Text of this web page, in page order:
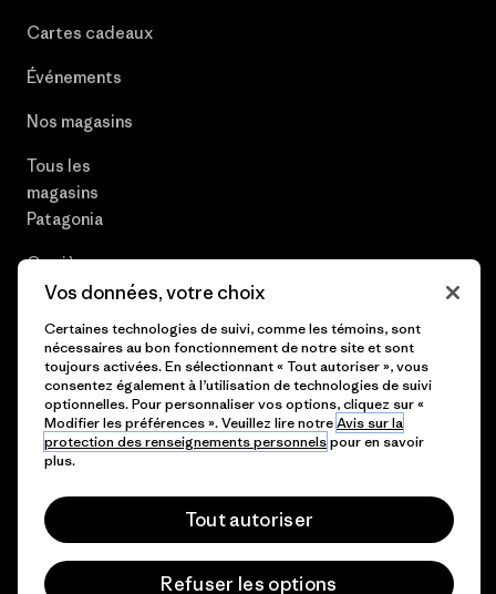
Cartes cadeaux
Événements
Nos magasins
Tous les
magasins
Patagonia
Carrières
Plan du site
© 2026 Patagonia, Inc. All Rights Reserved.
Vos données, votre choix
Certaines technologies de suivi, comme les témoins, sont
nécessaires au bon fonctionnement de notre site et sont
toujours activées. En sélectionnant « Tout autoriser », vous
consentez également à l’utilisation de technologies de suivi
optionnelles. Pour personnaliser vos options, cliquez sur «
Modifier les préférences ». Veuillez lire notreAvis sur la
protection des renseignements personnelspour en savoir
plus.
Tout autoriser
Refuser les options